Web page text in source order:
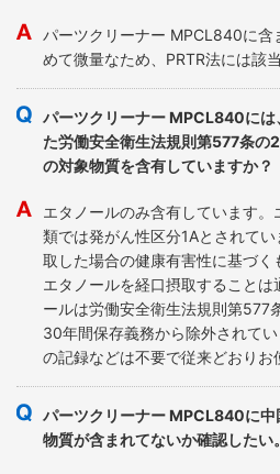
パーツクリーナー MPCL840に含
めて微量なため、PRTR法には該
パーツクリーナー MPCL840に
た労働安全衛生法規則第577条の
の対象物質を含有していますか？
エタノールのみ含有しています
類では発がん性区分1Aとされて
取した場合の健康有害性に基づ
エタノールを経口摂取することは
ールは労働安全衛生法規則第577
30年間保存義務から除外されて
の記録などは不要で従来どおりお
パーツクリーナー MPCL840に
物質が含まれてないか確認したい。